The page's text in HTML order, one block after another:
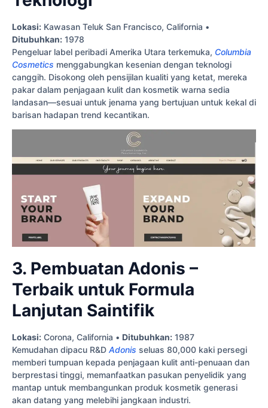
Lokasi: Kawasan Teluk San Francisco, California •
Ditubuhkan: 1978
Pengeluar label peribadi Amerika Utara terkemuka, Columbia
Cosmetics menggabungkan kesenian dengan teknologi
canggih. Disokong oleh pensijilan kualiti yang ketat, mereka
pakar dalam penjagaan kulit dan kosmetik warna sedia
landasan—sesuai untuk jenama yang bertujuan untuk kekal di
barisan hadapan trend kecantikan.
3. Pembuatan Adonis –
Terbaik untuk Formula
Lanjutan Saintifik
Lokasi: Corona, California • Ditubuhkan: 1987
Kemudahan dipacu R&D Adonis seluas 80,000 kaki persegi
memberi tumpuan kepada penjagaan kulit anti-penuaan dan
berprestasi tinggi, memanfaatkan pasukan penyelidik yang
mantap untuk membangunkan produk kosmetik generasi
akan datang yang melebihi jangkaan industri.